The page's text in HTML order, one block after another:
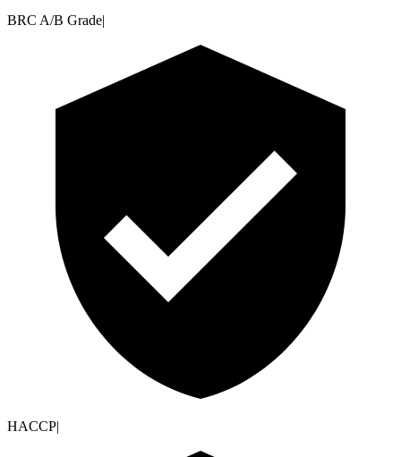
BRC A/B Grade|
HACCP|